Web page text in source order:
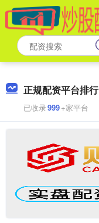
正规配资平台排行
已收录999+家平台